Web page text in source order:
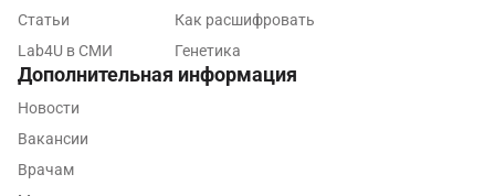
Обнинск
Статьи
Lab4U в СМИ
Как расшифровать
Генетика
Дополнительная информация
Новости
Вакансии
Врачам